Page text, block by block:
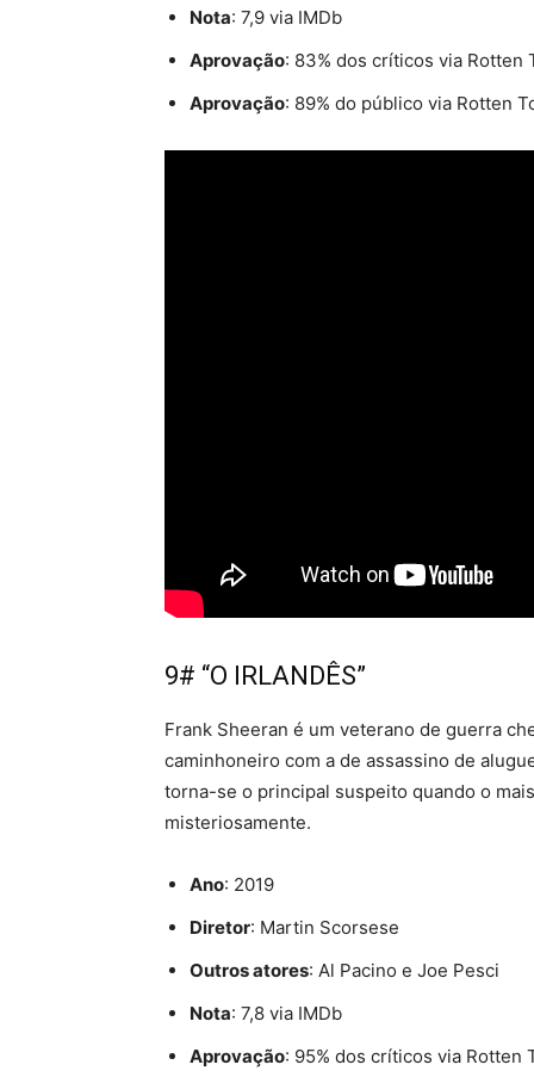
Nota: 7,9 via IMDb
Aprovação: 83% dos críticos via Rotten
Aprovação: 89% do público via Rotten
9# “O IRLANDÊS”
Frank Sheeran é um veterano de guerra
caminhoneiro com a de assassino de
torna-se o principal suspeito quando o
misteriosamente.
Ano: 2019
Diretor: Martin Scorsese
Outros atores: Al Pacino e Joe Pesci
Nota: 7,8 via IMDb
Aprovação: 95% dos críticos via Rotten